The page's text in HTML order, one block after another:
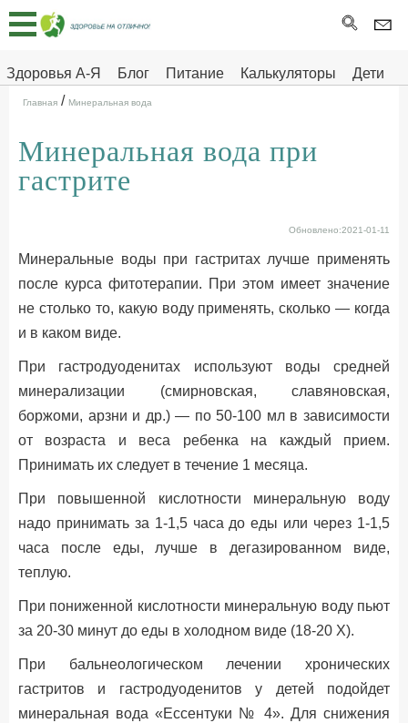
Здоровья А-Я Блог Питание Калькуляторы
Дети
Здоровье на отлично
Главная
Тесты
Про
ДЕТЯМ
Главная / Минеральная вода
Минеральная вода при
гастрите
Обновлено:2021-01-11
Минеральные воды при гастритах лучше применять
после курса фитотерапии. При этом имеет значение
не столько то, какую воду применять, сколько — когда
и в каком виде.
При гастродуоденитах используют воды средней
минерализации (смирновская, славяновская,
боржоми, арзни и др.) — по 50-100 мл в зависимости
от возраста и веса ребенка на каждый прием.
Принимать их следует в течение 1 месяца.
При повышенной кислотности минеральную воду
надо принимать за 1-1,5 часа до еды или через 1-1,5
часа после еды, лучше в дегазированном виде,
теплую.
При пониженной кислотности минеральную воду пьют
за 20-30 минут до еды в холодном виде (18-20 X).
При бальнеологическом лечении хронических
гастритов и гастродуоденитов у детей подойдет
минеральная вода «Ессентуки № 4». Для снижения